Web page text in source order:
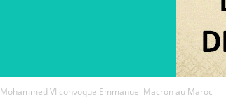
Mohammed VI convoque Emmanuel Macron au Maroc